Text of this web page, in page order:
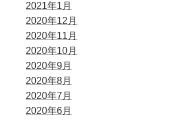
2021年1月
2020年12月
2020年11月
2020年10月
2020年9月
2020年8月
2020年7月
2020年6月